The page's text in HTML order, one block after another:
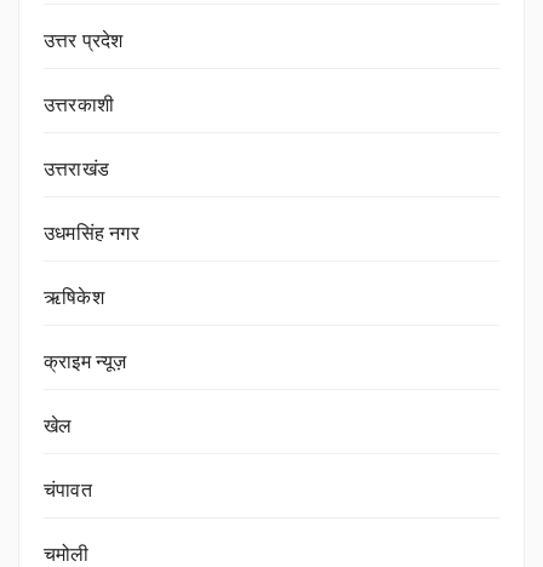
उत्तर प्रदेश
उत्तरकाशी
उत्तराखंड
उधमसिंह नगर
ऋषिकेश
क्राइम न्यूज़
खेल
चंपावत
चमोली